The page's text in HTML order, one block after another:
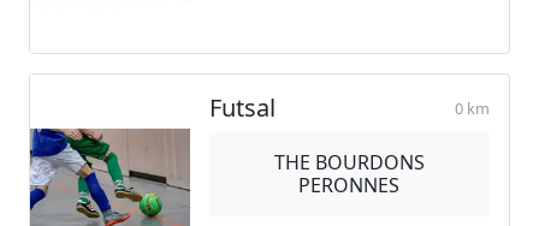
Futsal 0 km
THE BOURDONS
PERONNES